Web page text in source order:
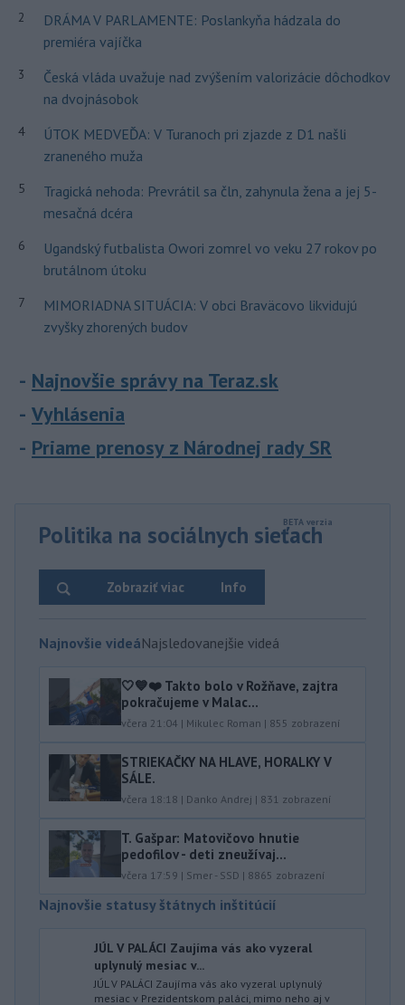
2
DRÁMA V PARLAMENTE: Poslankyňa hádzala do
premiéra vajíčka
3
Česká vláda uvažuje nad zvýšením valorizácie dôchodkov
na dvojnásobok
4
ÚTOK MEDVEĎA: V Turanoch pri zjazde z D1 našli
zraneného muža
5
Tragická nehoda: Prevrátil sa čln, zahynula žena a jej 5-
mesačná dcéra
6
Ugandský futbalista Owori zomrel vo veku 27 rokov po
brutálnom útoku
7
MIMORIADNA SITUÁCIA: V obci Braväcovo likvidujú
zvyšky zhorených budov
Najnovšie správy na Teraz.sk
Vyhlásenia
Priame prenosy z Národnej rady SR
Politika na sociálnych sieťach
Info
Zobraziť viac
Najnovšie videáNajsledovanejšie videá
🤍💙❤️ Takto bolo v Rožňave, zajtra
pokračujeme v Malac...
včera 21:04 | Mikulec Roman | 855 zobrazení
STRIEKAČKY NA HLAVE, HORALKY V
SÁLE.
včera 18:18 | Danko Andrej | 831 zobrazení
T. Gašpar: Matovičovo hnutie
pedofilov - deti zneužívaj...
včera 17:59 | Smer - SSD | 8865 zobrazení
Najnovšie statusy štátnych inštitúcií
JÚL V PALÁCI Zaujíma vás ako vyzeral
uplynulý mesiac v...
JÚL V PALÁCI Zaujíma vás ako vyzeral uplynulý
mesiac v Prezidentskom paláci, mimo neho aj v